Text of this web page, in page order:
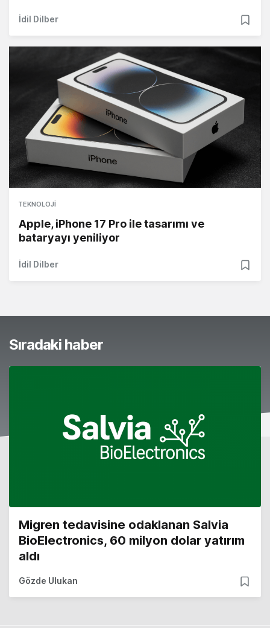
İdil Dilber
TEKNOLOJI
Apple, iPhone 17 Pro ile tasarımı ve
bataryayı yeniliyor
İdil Dilber
Sıradaki haber
Migren tedavisine odaklanan Salvia
BioElectronics, 60 milyon dolar yatırım
aldı
Gözde Ulukan